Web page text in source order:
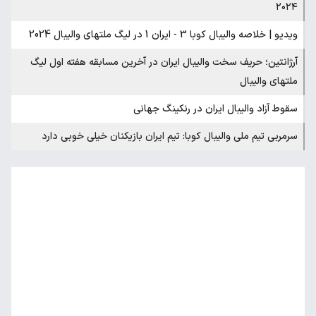
۲۰۲۴
ویدیو | خلاصه والیبال کوبا 3 - ایران 1 در لیگ ملتهای والیبال 2024
آرژانتین؛ حریف سخت والیبال ایران در آخرین مسابقه هفته اول لیگ
ملتهای والیبال
سقوط آزاد والیبال ایران در رنکینگ جهانی
سرمربی تیم ملی والیبال کوبا: تیم ایران بازیکنان خیلی خوبی دارد